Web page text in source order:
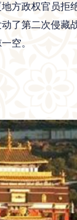
方政权官员拒
了第二次侵
空。